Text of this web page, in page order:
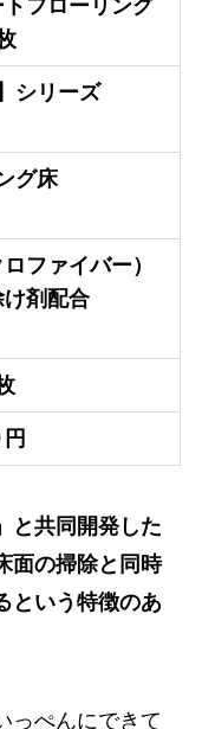
フローリング
シリーズ
グ床
ファイバー）
剤配合
と共同開発した
面の掃除と同時
という特徴のあ
っぺんにできて